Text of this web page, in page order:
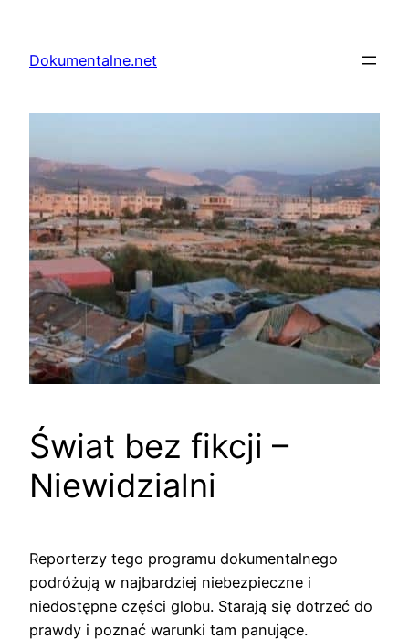
treściDokumentalne.net
Świat bez fikcji –
Niewidzialni
Reporterzy tego programu dokumentalnego
podróżują w najbardziej niebezpieczne i
niedostępne części globu. Starają się dotrzeć do
prawdy i poznać warunki tam panujące.